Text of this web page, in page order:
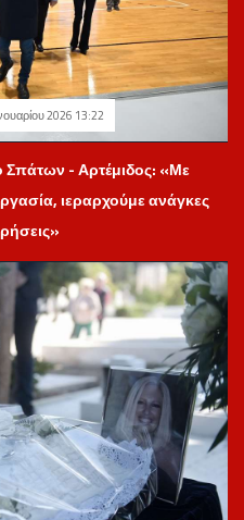
2026 13:22
Σπάτων - Αρτέμιδος: «Με
ιεραρχούμε ανάγκες